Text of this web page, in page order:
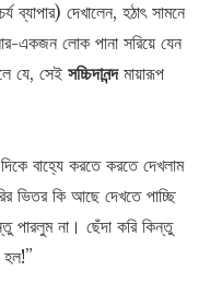
দেখালেন, হঠাৎ সামনে
একজন লোক পানা সরিয়ে যেন
যে, সেইসচ্চিদানন্দমায়ারূপ
বাহ্যে করতে করতে দেখলাম
ভিতর কি আছে দেখতে পাচ্ছি
পারলুম না। ছেঁদা করি কিন্তু
হল!”